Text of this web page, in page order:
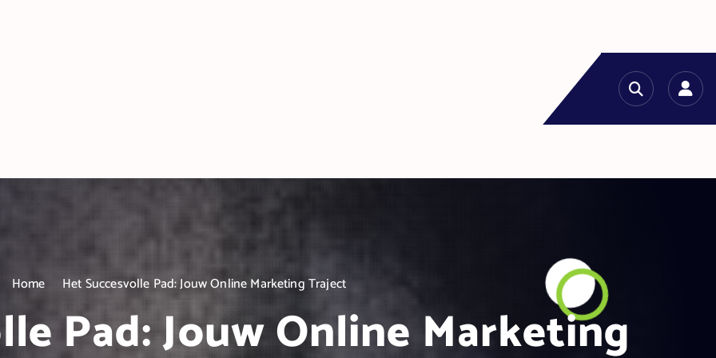
Home Het Succesvolle Pad: Jouw Online Marketing Traject
Pad: Jouw Online Marketing